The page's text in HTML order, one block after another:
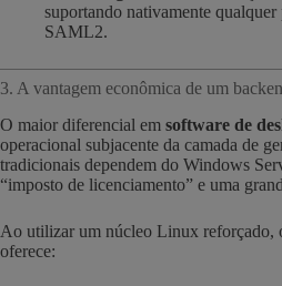
suportando nativamente
SAML2.
3. A vantagem econômica de um
O maior diferencial em software de
operacional subjacente da camada de
tradicionais dependem do Windows
“imposto de licenciamento” e uma
Ao utilizar um núcleo Linux
oferece: